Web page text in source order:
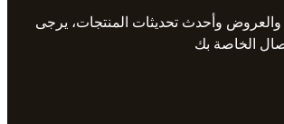
والعروض وأحدث تحديثات المنتجات، يرجى
الخاصة بك